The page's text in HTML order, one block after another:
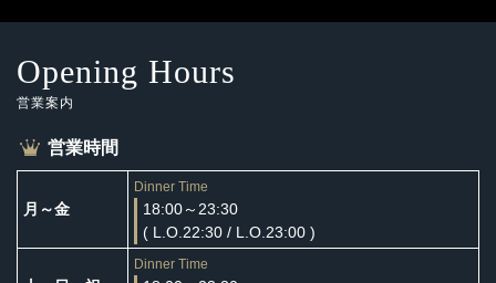
Opening Hours
営業案内
営業時間
月～金
Dinner Time
18:00～23:30
( L.O.22:30 / L.O.23:00 )
Dinner Time